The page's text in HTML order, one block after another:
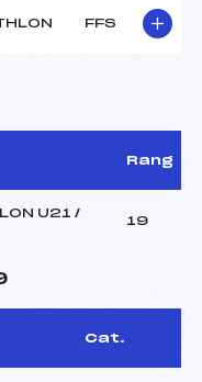
FFS
Rang
U21 /
19
Cat.